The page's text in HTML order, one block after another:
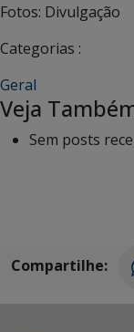
Fotos: Divulgação
Categorias :
Geral
Veja
Sem posts
Compartilhe: